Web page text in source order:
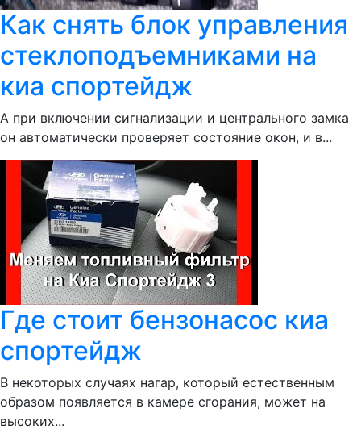
Как снять блок управления
стеклоподъемниками на
киа спортейдж
А при включении сигнализации и центрального замка
он автоматически проверяет состояние окон, и в...
Где стоит бензонасос киа
спортейдж
В некоторых случаях нагар, который естественным
образом появляется в камере сгорания, может на
высоких...